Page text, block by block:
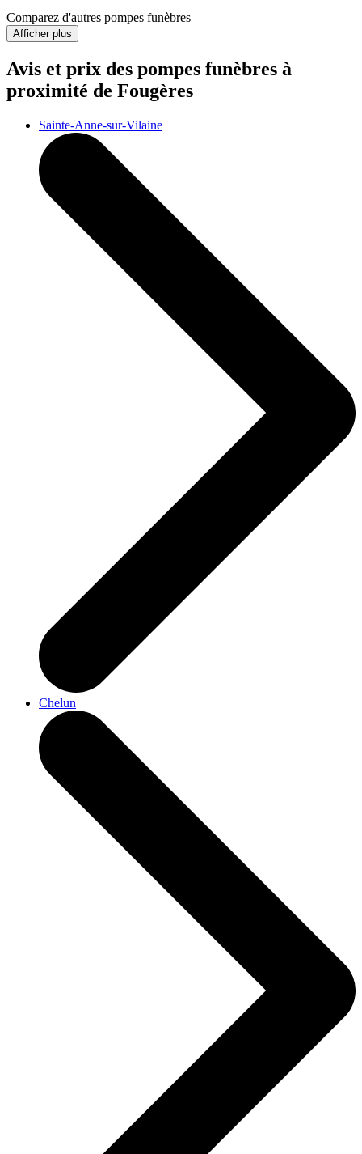
Comparez d'autres pompes funèbres
Afficher plus
Avis et prix des pompes funèbres à
proximité de Fougères
Sainte-Anne-sur-Vilaine
Chelun